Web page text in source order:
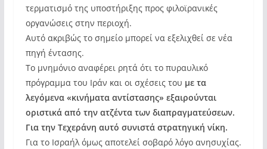
τερματισμό της υποστήριξης προς φιλοϊρανικές
οργανώσεις στην περιοχή.
Αυτό ακριβώς το σημείο μπορεί να εξελιχθεί σε νέα
πηγή έντασης.
Το μνημόνιο αναφέρει ρητά ότι το πυραυλικό
πρόγραμμα του Ιράν και οι σχέσεις του με τα
λεγόμενα «κινήματα αντίστασης» εξαιρούνται
οριστικά από την ατζέντα των διαπραγματεύσεων.
Για την Τεχεράνη αυτό συνιστά στρατηγική νίκη.
Για το Ισραήλ όμως αποτελεί σοβαρό λόγο ανησυχίας.